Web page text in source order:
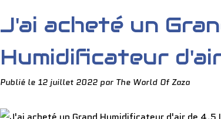
J'ai acheté un
Humidificateur
Publié le 12 juillet 2022 par The World Of Zaza